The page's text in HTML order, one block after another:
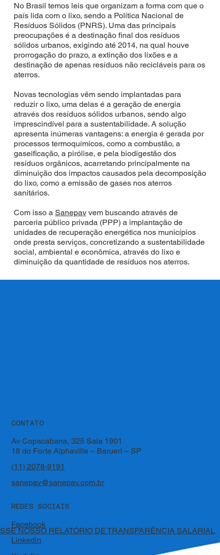
No Brasil temos leis que organizam a forma com que o
país lida com o lixo, sendo a Política Nacional de
Resíduos Sólidos (PNRS). Uma das principais
preocupações é a destinação final dos resíduos
sólidos urbanos, exigindo até 2014, na qual houve
prorrogação do prazo, a extinção dos lixões e a
destinação de apenas resíduos não recicláveis para os
aterros.
Novas tecnologias vêm sendo implantadas para
reduzir o lixo, uma delas é a geração de energia
através dos resíduos sólidos urbanos, sendo algo
imprescindível para a sustentabilidade. A solução
apresenta inúmeras vantagens: a energia é gerada por
processos termoquímicos, como a combustão, a
gaseificação, a pirólise, e pela biodigestão dos
resíduos orgânicos, acarretando principalmente na
diminuição dos impactos causados pela decomposição
do lixo, como a emissão de gases nos aterros
sanitários.
Com isso a Sanepavvem buscando através de
parceria público privada (PPP) a implantação de
unidades de recuperação energética nos municípios
onde presta serviços, concretizando a sustentabilidade
social, ambiental e econômica, através do lixo e
diminuição da quantidade de resíduos nos aterros.
CONTATO
Av Copacabana, 325 Sala 1901
18 do Forte Alphaville – Barueri – SP
(11) 2078-9191
sanepav@sanepav.com.br
REDES SOCIAIS
Facebook
Linkedin
NOSSO RELATÓRIO DE TRANSPARÊNCIA SALARIAL